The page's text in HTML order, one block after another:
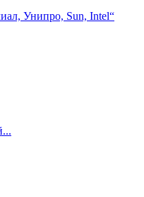
Унипро, Sun, Intel“